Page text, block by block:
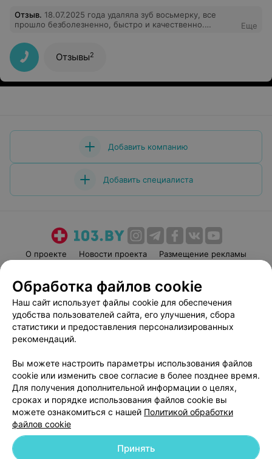
Отзыв. 18.07.2025 года удаляла зуб восьмерку, все
прошло безболезненно, быстро и качественно.
тактичность и в целом за приятную атмосферу
Еще
Отзывы2
Добавить компанию
Добавить специалиста
О проекте Новости проекта
Размещение рекламы
Пользовательское соглашение
Способы оплаты
Вакансии
Партнеры
Написать руководителю 103.by
Обработка персональных данных
© 2026 ООО «Артокс Лаб», УНП 191700409 | 220012, Республика Беларусь,
Обработка файлов cookie
Наш сайт использует файлы cookie для обеспечения
удобства пользователей сайта, его улучшения, сбора
статистики и предоставления персонализированных
рекомендаций.
Вы можете настроить параметры использования файлов
cookie или изменить свое согласие в более позднее время.
Для получения дополнительной информации о целях,
сроках и порядке использования файлов cookie вы
можете ознакомиться с нашей Политикой обработки
файлов cookie
Принять